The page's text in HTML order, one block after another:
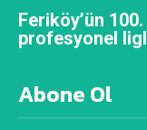
Feriköy’ün
profesyonel
Abone Ol